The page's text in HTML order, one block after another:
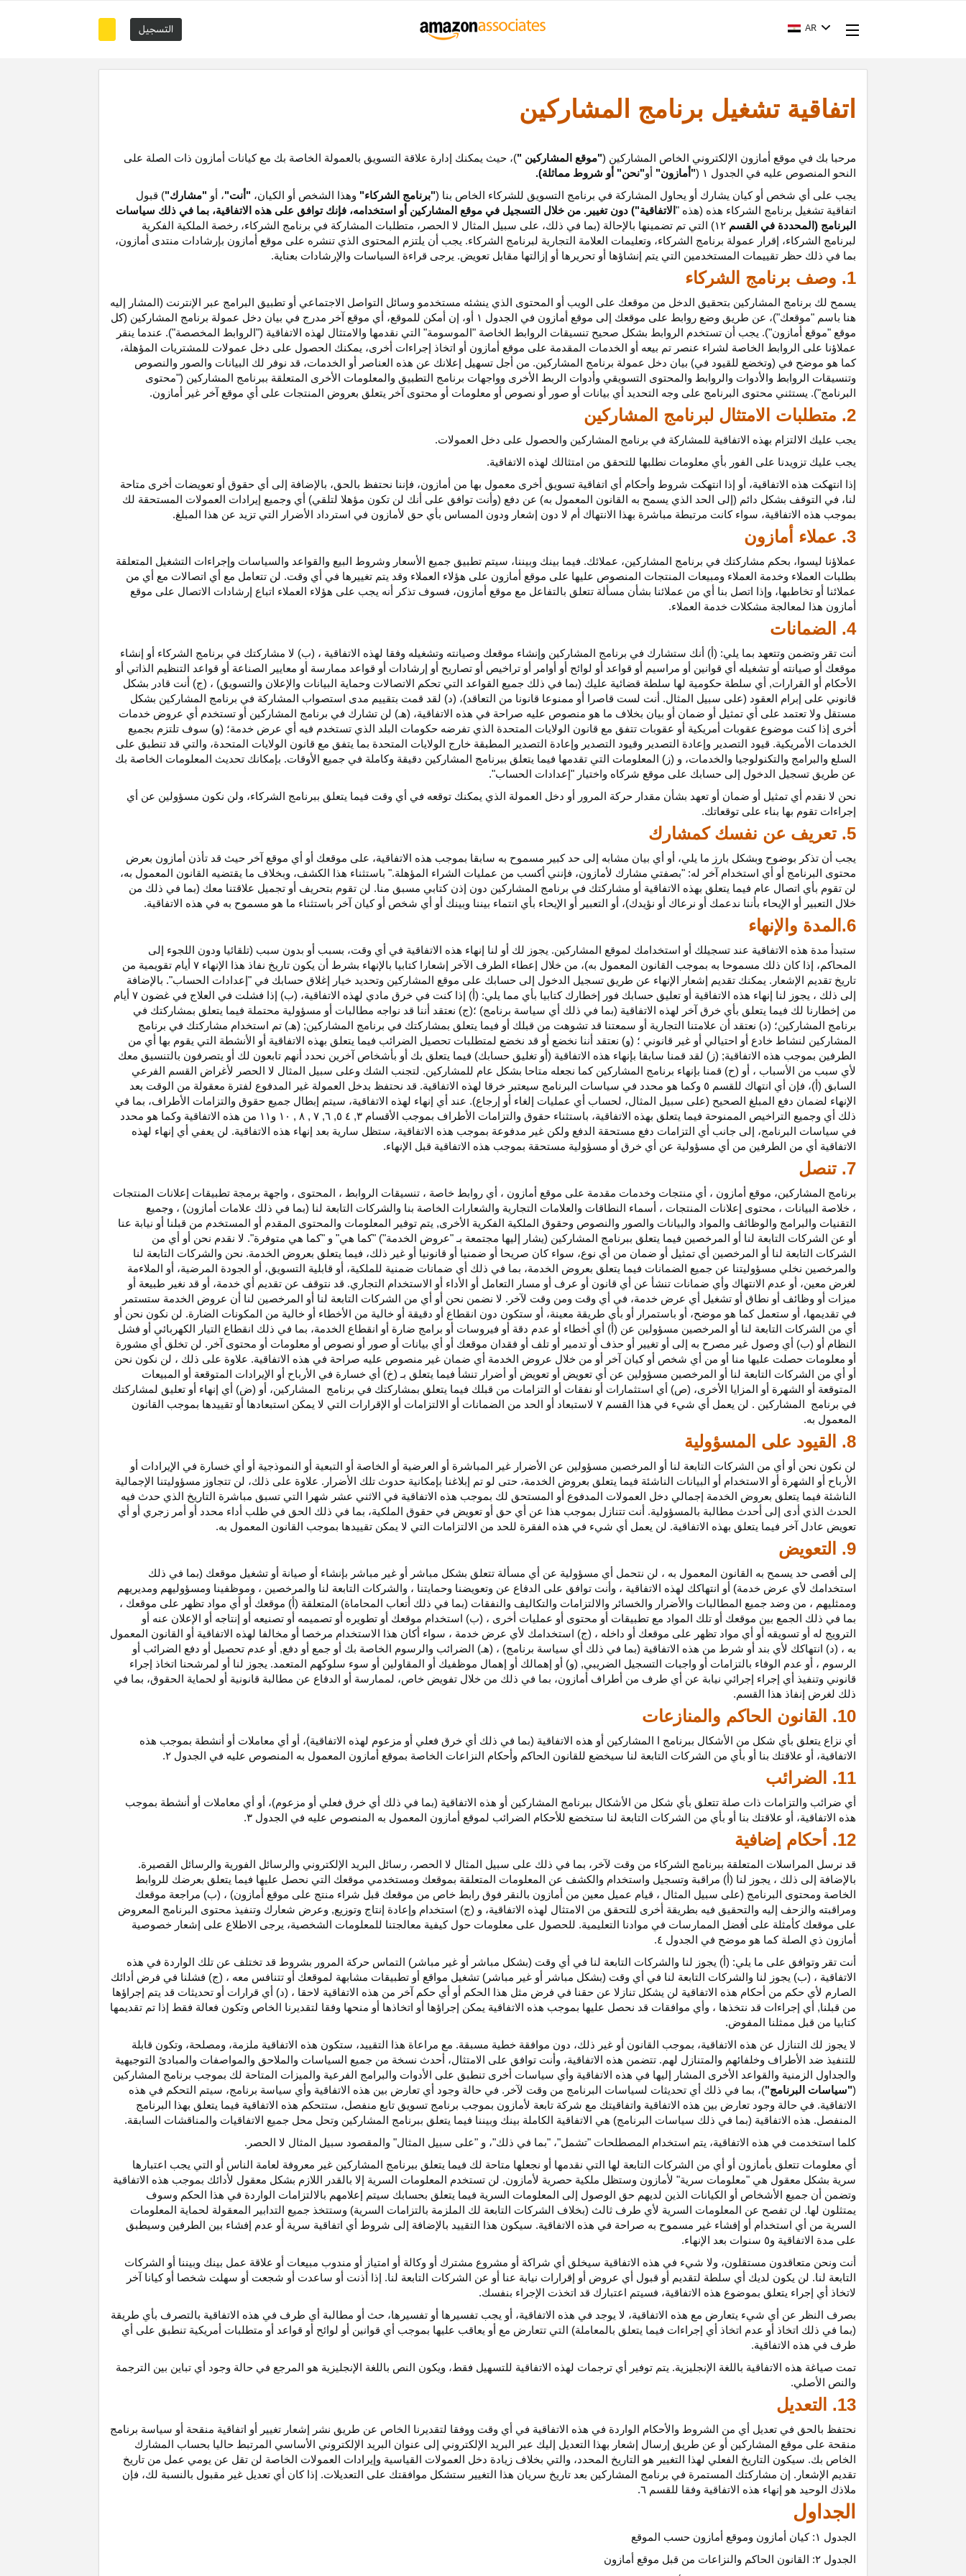
التسجيل AR
اتفاقية تشغيل برنامج المشاركين
مرحبا بك في موقع أمازون الإلكتروني الخاص المشاركين ("موقع المشاركين ")، حيث يمكنك إدارة علاقة التسويق بالعمولة الخاصة بك مع كيانات أمازون ذات الصلة على
النحو المنصوص عليه في الجدول ۱ ( "أمازون" أو"نحن" أو شروط مماثلة).
يجب على أي شخص أو كيان يشارك أو يحاول المشاركة في برنامج التسويق للشركاء الخاص بنا ("برنامج الشركاء" وهذا الشخص أو الكيان، "أنت"، أو "مشارك") قبول
اتفاقية تشغيل برنامج الشركاء هذه (هذه " الاتفاقية") دون تغيير. من خلال التسجيل في موقع المشاركين أو استخدامه، فإنك توافق على هذه الاتفاقية، بما في ذلك سياسات
البرنامج (المحددة في القسم ۱۲) التي تم تضمينها بالإحالة (بما في ذلك، على سبيل المثال لا الحصر، متطلبات المشاركة في برنامج الشركاء، رخصة الملكية الفكرية
لبرنامج الشركاء،
إقرار عمولة برنامج الشركاء، وتعليمات العلامة التجارية لبرنامج الشركاء. يجب أن يلتزم المحتوى الذي تنشره على موقع أمازون بإرشادات منتدى أمازون،
بما في ذلك حظر تقييمات المستخدمين التي يتم إنشاؤها أو تحريرها أو إزالتها مقابل تعويض. يرجى قراءة السياسات والإرشادات بعناية.
1. وصف برنامج الشركاء
يسمح لك برنامج المشاركين بتحقيق الدخل من موقعك على الويب أو المحتوى الذي ينشئه مستخدمو وسائل التواصل الاجتماعي أو تطبيق البرامج عبر الإنترنت (المشار إليه
هنا باسم "موقعك")، عن طريق وضع روابط على موقعك إلى موقع أمازون في الجدول ۱ أو، إن أمكن للموقع، أي موقع آخر مدرج في بيان دخل عمولة برنامج المشاركين (كل
موقع "موقع أمازون"). يجب أن تستخدم الروابط بشكل صحيح تنسيقات الروابط الخاصة "الموسومة" التي نقدمها والامتثال لهذه الاتفاقية ("الروابط المخصصة"). عندما ينقر
عملاؤنا على الروابط الخاصة لشراء عنصر تم بيعه أو الخدمات المقدمة على موقع أمازون أو اتخاذ إجراءات أخرى، يمكنك الحصول على دخل عمولات للمشتريات
المؤهلة،
كما هو موضح في (وتخضع للقيود في) بيان دخل عمولة برنامج المشاركين. من أجل تسهيل إعلانك عن هذه العناصر أو
الخدمات، قد نوفر لك البيانات والصور والنصوص
وتنسيقات الروابط والأدوات والروابط والمحتوى التسويقي وأدوات الربط الأخرى وواجهات برنامج التطبيق والمعلومات الأخرى المتعلقة ببرنامج المشاركين ("محتوى
البرنامج"). يستثني محتوى البرنامج على وجه التحديد أي بيانات أو صور أو نصوص أو معلومات أو محتوى آخر يتعلق بعروض المنتجات على أي موقع آخر غير أمازون.
2. متطلبات الامتثال لبرنامج المشاركين
يجب عليك الالتزام بهذه الاتفاقية للمشاركة في برنامج المشاركين والحصول على دخل العمولات.
يجب عليك تزويدنا على الفور بأي معلومات نطلبها للتحقق من امتثالك لهذه الاتفاقية.
إذا انتهكت هذه
الاتفاقية، أو إذا انتهكت شروط وأحكام أي اتفاقية تسويق أخرى معمول بها من أمازون، فإننا نحتفظ بالحق، بالإضافة إلى أي حقوق أو تعويضات أخرى متاحة
لنا، في التوقف بشكل دائم (إلى الحد الذي يسمح به القانون المعمول به) عن دفع (وأنت توافق على أنك لن تكون مؤهلا لتلقي) أي وجميع إيرادات العمولات المستحقة لك
بموجب هذه
الاتفاقية، سواء كانت مرتبطة مباشرة بهذا الانتهاك أم لا دون إشعار ودون المساس بأي حق لأمازون في استرداد الأضرار التي تزيد عن هذا المبلغ.
3. عملاء أمازون
عملاؤنا ليسوا، بحكم مشاركتك في برنامج المشاركين، عملائك. فيما بينك وبيننا، سيتم تطبيق جميع الأسعار وشروط البيع والقواعد والسياسات وإجراءات التشغيل المتعلقة
بطلبات العملاء وخدمة العملاء ومبيعات المنتجات المنصوص عليها على موقع أمازون على هؤلاء العملاء وقد يتم تغييرها في أي وقت. لن تتعامل مع أي اتصالات مع أي من
عملائنا أو تخاطبها، وإذا اتصل بنا أي من عملائنا بشأن مسألة تتعلق بالتفاعل مع موقع أمازون، فسوف تذكر أنه يجب على هؤلاء العملاء اتباع إرشادات الاتصال على موقع
أمازون هذا لمعالجة مشكلات خدمة العملاء.
4. الضمانات
أنت تقر وتضمن وتتعهد بما يلي: (أ) أنك ستشارك في برنامج المشاركين وإنشاء موقعك وصيانته وتشغيله وفقا لهذه الاتفاقية ، (ب) لا مشاركتك في برنامج الشركاء أو إنشاء
موقعك أو صيانته أو تشغيله أي قوانين أو مراسيم أو قواعد أو لوائح أو أوامر أو تراخيص أو تصاريح أو إرشادات أو قواعد ممارسة أو معايير الصناعة أو قواعد التنظيم الذاتي أو
الأحكام أو القرارات, أي سلطة حكومية لها سلطة قضائية عليك (بما في ذلك جميع القواعد التي تحكم الاتصالات وحماية البيانات والإعلان والتسويق) ، (ج) أنت قادر بشكل
قانوني على إبرام العقود (على سبيل المثال. أنت لست قاصرا أو ممنوعا قانونا من التعاقد)، (د) لقد قمت بتقييم مدى استصواب
المشاركة في برنامج المشاركين بشكل
مستقل ولا تعتمد على أي تمثيل أو ضمان أو بيان بخلاف ما هو منصوص عليه صراحة في هذه الاتفاقية، (هـ) لن تشارك في برنامج المشاركين أو تستخدم أي عروض خدمات
أخرى إذا كنت موضوع عقوبات أمريكية أو عقوبات تتفق مع قانون الولايات المتحدة الذي تفرضه حكومات البلد الذي تستخدم فيه أي عرض خدمة؛ (و) سوف تلتزم بجميع
الخدمات الأمريكية. قيود التصدير وإعادة التصدير وقيود التصدير وإعادة التصدير المطبقة خارج الولايات المتحدة بما يتفق مع قانون الولايات المتحدة، والتي قد تنطبق على
السلع والبرامج والتكنولوجيا والخدمات، و (ز) المعلومات التي تقدمها فيما يتعلق ببرنامج المشاركين دقيقة وكاملة في جميع الأوقات. بإمكانك تحديث المعلومات الخاصة بك
عن طريق تسجيل الدخول إلى حسابك على موقع شركاه واختيار "إعدادات الحساب".
نحن لا نقدم أي تمثيل أو ضمان أو تعهد بشأن مقدار حركة المرور أو دخل العمولة الذي يمكنك توقعه في أي وقت فيما يتعلق ببرنامج الشركاء، ولن نكون مسؤولين عن أي
إجراءات تقوم بها بناء على توقعاتك.
5. تعريف عن نفسك كمشارك
يجب أن تذكر بوضوح وبشكل بارز ما يلي، أو أي بيان مشابه إلى حد كبير مسموح به سابقا بموجب هذه الاتفاقية، على موقعك أو أي موقع آخر حيث قد تأذن أمازون بعرض
محتوى البرنامج أو أي استخدام آخر له: "بصفتي مشارك لأمازون، فإنني أكسب من عمليات الشراء المؤهلة." باستثناء هذا الكشف، وبخلاف ما يقتضيه القانون المعمول به،
لن تقوم بأي اتصال عام فيما يتعلق بهذه الاتفاقية أو مشاركتك في برنامج المشاركين دون إذن كتابي مسبق منا. لن تقوم بتحريف أو تجميل علاقتنا معك (بما في ذلك من
خلال التعبير أو الإيحاء بأننا ندعمك أو نرعاك أو نؤيدك)، أو التعبير أو الإيحاء بأي انتماء بيننا وبينك أو أي شخص أو كيان آخر باستثناء ما هو مسموح به في هذه الاتفاقية.
6.المدة والإنهاء
ستبدأ مدة هذه الاتفاقية عند تسجيلك أو استخدامك لموقع المشاركين. يجوز لك أو لنا إنهاء هذه الاتفاقية في أي وقت، بسبب أو بدون سبب (تلقائيا ودون اللجوء إلى
المحاكم، إذا كان ذلك مسموحا به بموجب القانون المعمول به)، من خلال إعطاء الطرف الآخر إشعارا كتابيا بالإنهاء بشرط أن يكون تاريخ نفاذ هذا الإنهاء ۷ أيام تقويمية من
تاريخ تقديم الإشعار. يمكنك تقديم إشعار الإنهاء عن طريق تسجيل الدخول إلى حسابك على موقع المشاركين وتحديد خيار إغلاق حسابك في "إعدادات الحساب". بالإضافة
إلى ذلك ، يجوز لنا إنهاء هذه الاتفاقية أو تعليق حسابك فور إخطارك كتابيا بأي مما يلي: (أ) إذا كنت في خرق مادي لهذه الاتفاقية، (ب) إذا فشلت في العلاج في غضون ۷ أيام
من إخطارنا لك فيما يتعلق بأي خرق آخر لهذه الاتفاقية (بما في ذلك أي سياسة برنامج) ؛(ج) نعتقد أننا قد نواجه مطالبات أو مسؤولية محتملة فيما يتعلق بمشاركتك في
برنامج المشاركين؛ (د) نعتقد أن علامتنا التجارية أو سمعتنا قد تشوهت من قبلك أو فيما يتعلق بمشاركتك في برنامج المشاركين; (هـ) تم استخدام مشاركتك في برنامج
المشاركين لنشاط خادع أو احتيالي أو غير قانوني ؛ (و) نعتقد أننا نخضع أو قد نخضع لمتطلبات تحصيل الضرائب فيما يتعلق بهذه الاتفاقية أو الأنشطة التي يقوم بها أي من
الطرفين بموجب هذه الاتفاقية; (ز) لقد قمنا سابقا بإنهاء هذه الاتفاقية (أو تغليق حسابك) فيما يتعلق بك أو بأشخاص آخرين نحدد أنهم تابعون لك أو يتصرفون بالتنسيق معك
لأي سبب من الأسباب ، أو (ح) قمنا بإنهاء برنامج المشاركين كما نجعله متاحا بشكل عام للمشاركين. لتجنب الشك وعلى سبيل المثال لا الحصر لأغراض القسم الفرعي
السابق (أ)، فإن أي انتهاك للقسم ٥ وكما هو محدد في سياسات البرنامج سيعتبر خرقا لهذه الاتفاقية. قد نحتفظ بدخل العمولة غير المدفوع لفترة معقولة من الوقت بعد
الإنهاء لضمان دفع المبلغ الصحيح (على سبيل المثال، لحساب أي عمليات إلغاء أو إرجاع). عند أي إنهاء لهذه
الاتفاقية، سيتم إبطال جميع حقوق والتزامات الأطراف، بما في
ذلك أي وجميع التراخيص الممنوحة فيما يتعلق بهذه
الاتفاقية، باستثناء حقوق والتزامات الأطراف بموجب الأقسام ۳, ٤ ٥, ٦, ۷ , ۸ , ۱۰ و۱۱ من هذه الاتفاقية وكما هو محدد
في سياسات البرنامج، إلى جانب أي التزامات دفع مستحقة
الدفع ولكن غير مدفوعة بموجب هذه الاتفاقية، ستظل سارية بعد إنهاء هذه الاتفاقية. لن يعفي أي إنهاء لهذه
الاتفاقية أي من الطرفين من أي مسؤولية عن أي خرق أو مسؤولية مستحقة بموجب هذه الاتفاقية قبل الإنهاء.
7. تنصل
برنامج المشاركين، موقع أمازون ، أي منتجات وخدمات مقدمة على موقع أمازون ، أي روابط خاصة ، تنسيقات الروابط ، المحتوى ، واجهة برمجة تطبيقات إعلانات المنتجات
، خلاصة البيانات ، محتوى إعلانات المنتجات ، أسماء النطاقات والعلامات التجارية والشعارات الخاصة بنا والشركات التابعة لنا (بما في ذلك علامات أمازون) ، وجميع
التقنيات والبرامج والوظائف والمواد والبيانات والصور والنصوص وحقوق الملكية الفكرية الأخرى, يتم توفير المعلومات والمحتوى المقدم أو المستخدم من قبلنا أو نيابة عنا
أو عن الشركات التابعة لنا أو المرخصين فيما يتعلق ببرنامج المشاركين (يشار إليها مجتمعة بـ "عروض الخدمة") "كما هي" و "كما هي متوفرة". لا نقدم نحن أو أي من
الشركات التابعة لنا أو المرخصين أي تمثيل أو ضمان من أي نوع، سواء كان صريحا أو ضمنيا أو قانونيا أو غير ذلك، فيما يتعلق بعروض الخدمة. نحن والشركات التابعة لنا
والمرخصين نخلي مسؤوليتنا عن جميع الضمانات فيما يتعلق بعروض الخدمة، بما في ذلك أي ضمانات ضمنية للملكية، أو قابلية التسويق، أو الجودة المرضية، أو الملاءمة
لغرض معين، أو عدم الانتهاك وأي ضمانات تنشأ عن أي قانون أو عرف أو مسار التعامل أو الأداء أو الاستخدام التجاري. قد نتوقف عن تقديم أي خدمة، أو قد نغير طبيعة أو
ميزات أو وظائف أو نطاق أو تشغيل أي عرض خدمة، في أي وقت ومن وقت لآخر. لا نضمن نحن أو أي من الشركات التابعة لنا أو المرخصين لنا أن عروض الخدمة ستستمر
في تقديمها، أو ستعمل كما هو موضح، أو باستمرار أو بأي طريقة معينة، أو ستكون دون انقطاع أو دقيقة أو خالية من الأخطاء أو خالية من المكونات الضارة. لن نكون نحن أو
أي من الشركات التابعة لنا أو المرخصين مسؤولين عن (أ) أي أخطاء أو عدم دقة أو فيروسات أو برامج ضارة أو انقطاع الخدمة، بما في ذلك انقطاع
التيار الكهربائي أو فشل
النظام أو (ب) أي وصول غير مصرح به إلى أو تغيير أو حذف أو تدمير أو تلف أو فقدان موقعك أو أي بيانات أو صور أو نصوص أو معلومات أو محتوى آخر. لن تخلق أي مشورة
أو معلومات حصلت عليها منا أو من أي شخص أو كيان آخر أو من خلال عروض الخدمة أي ضمان غير منصوص عليه صراحة في هذه الاتفاقية. علاوة على ذلك ، لن نكون نحن
أو أي من الشركات التابعة لنا أو المرخصين مسؤولين عن أي تعويض أو تعويض أو أضرار تنشأ فيما يتعلق بـ (خ) أي خسارة في
الأرباح أو الإيرادات المتوقعة أو المبيعات
المتوقعة أو الشهرة أو المزايا
الأخرى، (ص) أي استثمارات أو نفقات أو التزامات من قبلك فيما يتعلق بمشاركتك في برنامج المشاركين، أو (ض) أي إنهاء أو تعليق لمشاركتك
في برنامج المشاركين . لن يعمل أي شيء في هذا القسم ۷ لاستبعاد أو الحد من الضمانات أو الالتزامات أو الإقرارات التي لا يمكن استبعادها أو تقييدها بموجب القانون
المعمول به.
8. القيود على المسؤولية
لن نكون نحن أو أي من الشركات التابعة لنا أو المرخصين مسؤولين عن الأضرار غير المباشرة أو العرضية أو الخاصة أو التبعية أو النموذجية أو أي خسارة في الإيرادات أو
الأرباح أو الشهرة أو الاستخدام أو البيانات الناشئة فيما يتعلق بعروض الخدمة، حتى لو تم إبلاغنا بإمكانية حدوث تلك الأضرار. علاوة على ذلك، لن تتجاوز مسؤوليتنا الإجمالية
الناشئة فيما يتعلق بعروض الخدمة إجمالي دخل العمولات المدفوع أو المستحق لك بموجب هذه الاتفاقية في الاثني عشر شهرا التي تسبق مباشرة التاريخ الذي حدث فيه
الحدث الذي أدى إلى أحدث مطالبة بالمسؤولية. أنت تتنازل بموجب هذا عن أي حق أو تعويض في حقوق الملكية، بما في ذلك الحق في طلب أداء محدد أو أمر زجري أو أي
تعويض عادل آخر فيما يتعلق بهذه الاتفاقية. لن يعمل أي شيء في هذه الفقرة للحد من الالتزامات التي لا يمكن تقييدها بموجب القانون المعمول به.
9. التعويض
إلى أقصى حد يسمح به القانون المعمول به ، لن نتحمل أي مسؤولية عن أي مسألة تتعلق بشكل مباشر أو غير مباشر بإنشاء أو صيانة أو تشغيل موقعك (بما في ذلك
استخدامك لأي عرض خدمة) أو انتهاكك لهذه الاتفاقية ، وأنت توافق على الدفاع عن وتعويضنا وحمايتنا ، والشركات التابعة لنا والمرخصين ، وموظفينا ومسؤوليهم ومديريهم
وممثليهم ، من وضد جميع المطالبات والأضرار والخسائر والالتزامات والتكاليف والنفقات (بما في ذلك أتعاب المحاماة) المتعلقة (أ) موقعك أو أي مواد تظهر على موقعك ،
بما في ذلك الجمع بين موقعك أو تلك المواد مع تطبيقات أو محتوى أو عمليات أخرى ، (ب) استخدام موقعك أو تطويره أو تصميمه أو تصنيعه أو إنتاجه أو الإعلان عنه أو
الترويج له أو تسويقه أو أي مواد تظهر على موقعك أو داخله ، (ج) استخدامك لأي عرض خدمة ، سواء أكان هذا الاستخدام مرخصا أو مخالفا لهذه الاتفاقية أو القانون المعمول
به ، (د) انتهاكك لأي بند أو شرط من هذه الاتفاقية (بما في ذلك أي سياسة برنامج) ، (هـ) الضرائب والرسوم الخاصة بك أو جمع أو دفع, أو عدم تحصيل أو دفع الضرائب أو
الرسوم ، أو عدم الوفاء بالتزامات أو واجبات التسجيل الضريبي, (و) أو إهمالك أو إهمال موظفيك أو المقاولين أو سوء سلوكهم المتعمد. يجوز لنا أو لمرشحنا اتخاذ إجراء
قانوني وتنفيذ أي إجراء إجرائي نيابة عن أي طرف من أطراف أمازون، بما في ذلك من خلال تفويض خاص، لممارسة أو الدفاع عن مطالبة قانونية أو لحماية الحقوق، بما في
ذلك لغرض إنفاذ هذا القسم.
10. القانون الحاكم والمنازعات
أي نزاع يتعلق بأي شكل من الأشكال ببرنامج ا المشاركين أو هذه الاتفاقية (بما في ذلك أي خرق فعلي أو مزعوم لهذه الاتفاقية)، أو أي معاملات أو أنشطة بموجب هذه
الاتفاقية، أو علاقتك بنا أو بأي من الشركات التابعة لنا سيخضع للقانون الحاكم وأحكام النزاعات الخاصة بموقع أمازون المعمول به المنصوص عليه في الجدول ۲.
11. الضرائب
أي ضرائب والتزامات ذات صلة تتعلق بأي شكل من الأشكال ببرنامج المشاركين أو هذه الاتفاقية (بما في ذلك أي خرق فعلي أو مزعوم)، أو أي معاملات أو أنشطة بموجب
هذه الاتفاقية، أو علاقتك بنا أو بأي من الشركات التابعة لنا ستخضع للأحكام الضرائب لموقع أمازون المعمول به المنصوص عليه في الجدول ۳.
12. أحكام إضافية
قد نرسل المراسلات المتعلقة ببرنامج الشركاء من وقت لآخر، بما في ذلك على سبيل المثال لا الحصر، رسائل البريد الإلكتروني والرسائل الفورية والرسائل القصيرة.
بالإضافة إلى ذلك ، يجوز لنا (أ) مراقبة وتسجيل واستخدام والكشف عن المعلومات المتعلقة بموقعك ومستخدمي موقعك التي نحصل عليها فيما يتعلق بعرضك للروابط
الخاصة ومحتوى البرنامج (على سبيل المثال ، قيام عميل معين من أمازون بالنقر فوق رابط خاص من موقعك قبل شراء منتج على موقع أمازون) ، (ب) مراجعة موقعك
ومراقبته والزحف إليه والتحقيق فيه بطريقة أخرى للتحقق من الامتثال لهذه الاتفاقية، و (ج) استخدام وإعادة إنتاج وتوزيع, وعرض شعارك وتنفيذ محتوى البرنامج المعروض
على موقعك كأمثلة على أفضل الممارسات في موادنا التعليمية. للحصول على معلومات حول كيفية معالجتنا للمعلومات الشخصية، يرجى الاطلاع على إشعار خصوصية
أمازون ذي الصلة كما هو موضح في الجدول ٤.
أنت تقر وتوافق على ما يلي: (أ) يجوز لنا والشركات التابعة لنا في أي وقت (بشكل مباشر أو غير مباشر) التماس حركة المرور بشروط قد تختلف عن تلك الواردة في هذه
الاتفاقية ، (ب) يجوز لنا والشركات التابعة لنا في أي وقت (بشكل مباشر أو غير مباشر) تشغيل مواقع أو تطبيقات مشابهة لموقعك أو تتنافس معه ، (ج) فشلنا في فرض أدائك
الصارم لأي حكم من أحكام هذه الاتفاقية لن يشكل تنازلا عن حقنا في فرض مثل هذا الحكم أو أي حكم آخر من هذه الاتفاقية لاحقا ، (د) أي قرارات أو تحديثات قد يتم إجراؤها
من قبلنا, أي إجراءات قد نتخذها ، وأي موافقات قد نحصل عليها بموجب هذه الاتفاقية يمكن إجراؤها أو اتخاذها أو منحها وفقا لتقديرنا الخاص وتكون فعالة فقط إذا تم تقديمها
كتابيا من قبل ممثلنا المفوض.
لا يجوز لك التنازل عن هذه الاتفاقية، بموجب القانون أو غير ذلك، دون موافقة خطية مسبقة. مع مراعاة هذا التقييد، ستكون هذه الاتفاقية ملزمة، ومصلحة، وتكون قابلة
للتنفيذ ضد الأطراف وخلفائهم والمتنازل لهم. تتضمن هذه الاتفاقية، وأنت توافق على الامتثال، أحدث نسخة من جميع السياسات والملاحق والمواصفات والمبادئ التوجيهية
والجداول الزمنية والقواعد الأخرى المشار إليها في هذه الاتفاقية وأي سياسات أخرى تنطبق على الأدوات والبرامج الفرعية والميزات المتاحة لك بموجب برنامج المشاركين
("سياسات البرنامج")، بما في ذلك أي تحديثات لسياسات البرنامج من وقت لآخر. في حالة وجود أي تعارض بين هذه الاتفاقية وأي سياسة برنامج، سيتم التحكم في هذه
الاتفاقية. في حالة وجود تعارض بين هذه الاتفاقية واتفاقيتك مع شركة تابعة لأمازون بموجب برنامج تسويق تابع منفصل، ستتحكم هذه الاتفاقية فيما يتعلق بهذا البرنامج
المنفصل. هذه الاتفاقية (بما في ذلك سياسات البرنامج) هي الاتفاقية الكاملة بينك وبيننا فيما يتعلق ببرنامج المشاركين وتحل محل جميع الاتفاقيات والمناقشات السابقة.
كلما استخدمت في هذه الاتفاقية، يتم استخدام المصطلحات "تشمل"، "بما في ذلك"، و "على سبيل المثال" والمقصود سبيل المثال لا الحصر.
أي معلومات تتعلق بأمازون أو أي من الشركات التابعة لها التي نقدمها أو نجعلها متاحة لك فيما يتعلق ببرنامج المشاركين غير معروفة لعامة الناس أو التي يجب اعتبارها
سرية بشكل معقول هي "معلومات سرية" لأمازون وستظل ملكية حصرية لأمازون. لن تستخدم المعلومات السرية إلا بالقدر اللازم بشكل معقول لأدائك بموجب هذه الاتفاقية
وتضمن أن جميع الأشخاص أو الكيانات الذين لديهم حق الوصول إلى المعلومات السرية فيما يتعلق بحسابك سيتم إعلامهم بالالتزامات الواردة في هذا الحكم وسوف
يمتثلون لها. لن تفصح عن المعلومات السرية لأي طرف ثالث (بخلاف الشركات التابعة لك الملزمة بالتزامات السرية) وستتخذ جميع التدابير المعقولة لحماية المعلومات
السرية من أي استخدام أو إفشاء غير مسموح به صراحة في هذه الاتفاقية. سيكون هذا التقييد بالإضافة إلى شروط أي اتفاقية سرية أو عدم إفشاء بين الطرفين وسيطبق
على مدة الاتفاقية و٥ سنوات بعد الإنهاء.
أنت ونحن متعاقدون مستقلون، ولا شيء في هذه الاتفاقية سيخلق أي شراكة أو مشروع مشترك أو وكالة أو امتياز أو مندوب مبيعات أو علاقة عمل بينك وبيننا أو الشركات
التابعة لنا. لن يكون لديك أي سلطة لتقديم أو قبول أي عروض أو إقرارات نيابة عنا أو عن الشركات التابعة لنا. إذا أذنت أو ساعدت أو شجعت أو سهلت شخصا أو كيانا آخر
لاتخاذ أي إجراء يتعلق بموضوع هذه
الاتفاقية، فسيتم اعتبارك قد اتخذت الإجراء بنفسك.
بصرف النظر عن أي شيء يتعارض مع هذه
الاتفاقية، لا يوجد في هذه الاتفاقية، أو يجب تفسيرها أو تفسيرها، حث أو مطالبة أي طرف في هذه الاتفاقية بالتصرف بأي طريقة
(بما في ذلك اتخاذ أو عدم اتخاذ أي إجراءات فيما يتعلق بالمعاملة) التي تتعارض مع أو يعاقب عليها بموجب أي قوانين أو لوائح أو قواعد أو متطلبات أمريكية تنطبق على أي
طرف في هذه الاتفاقية.
تمت صياغة هذه الاتفاقية باللغة الإنجليزية. يتم توفير أي ترجمات لهذه الاتفاقية للتسهيل فقط، ويكون النص باللغة الإنجليزية هو المرجع في حالة وجود أي تباين بين
الترجمة
والنص
الأصلي.
13. التعديل
نحتفظ بالحق في تعديل أي من الشروط والأحكام الواردة في هذه الاتفاقية في أي وقت ووفقا لتقديرنا الخاص عن طريق نشر إشعار تغيير أو اتفاقية منقحة أو سياسة برنامج
منقحة على موقع المشاركين أو عن طريق إرسال إشعار بهذا التعديل إليك عبر البريد الإلكتروني إلى عنوان البريد الإلكتروني الأساسي المرتبط حاليا بحساب المشارك
الخاص بك. سيكون التاريخ الفعلي لهذا التغيير هو التاريخ
المحدد، والتي بخلاف زيادة دخل العمولات القياسية وإيرادات العمولات الخاصة لن تقل عن يومي عمل من تاريخ
تقديم الإشعار. إن مشاركتك المستمرة في برنامج المشاركين بعد تاريخ سريان هذا التغيير ستشكل موافقتك على التعديلات. إذا كان أي تعديل غير مقبول بالنسبة لك، فإن
ملاذك الوحيد هو إنهاء هذه الاتفاقية وفقا للقسم ٦.
الجداول
الجدول ۱:
كيان أمازون وموقع أمازون حسب الموقع
الجدول ۲: القانون الحاكم والنزاعات من قبل موقع أمازون